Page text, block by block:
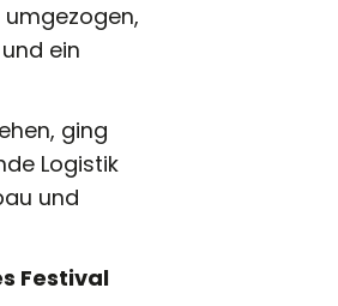
umgezogen,
ein
ging
Logistik
und
Festival